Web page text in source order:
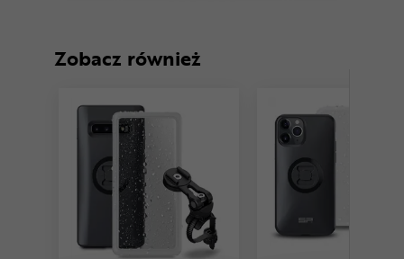
Zobacz również